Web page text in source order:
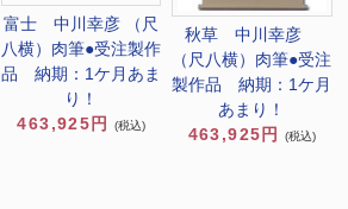
富士 中川幸彦 （尺
八横）肉筆●受注製作
品 納期：1ケ月あま
り！
463,925円
(税込)
秋草 中川幸彦
（尺八横）肉筆●受注
製作品 納期：1ケ月
あまり！
463,925円
(税込)